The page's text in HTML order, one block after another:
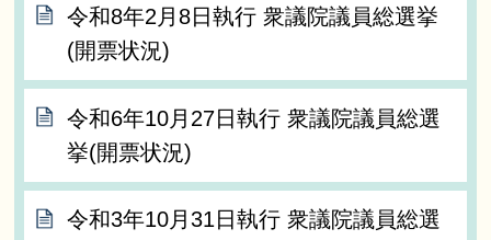
令和8年2月8日執行 衆議院議員総選挙
(開票状況)
令和6年10月27日執行 衆議院議員総選
挙(開票状況)
令和3年10月31日執行 衆議院議員総選